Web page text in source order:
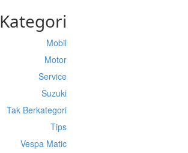
Kategori
Mobil
Motor
Service
Suzuki
Tak Berkategori
Tips
Vespa Matic